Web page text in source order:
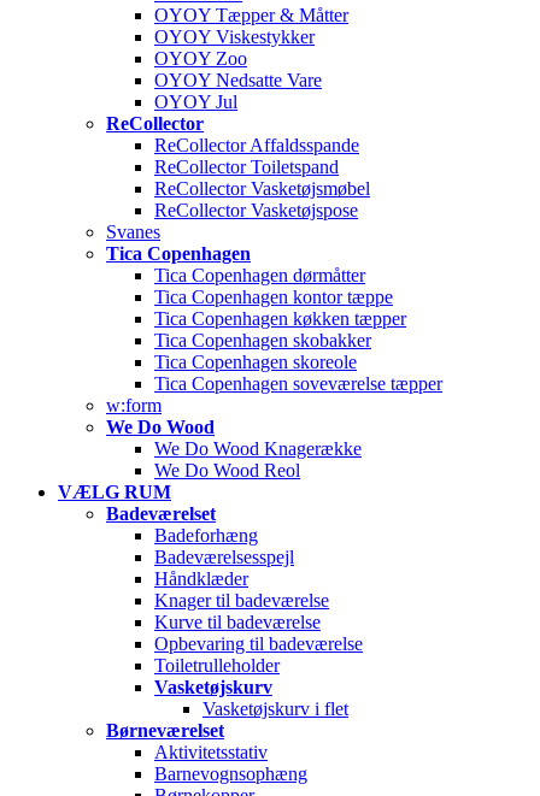
OYOY Tæpper & Måtter
OYOY Viskestykker
OYOY Zoo
OYOY Nedsatte Vare
OYOY Jul
ReCollector
ReCollector Affaldsspande
ReCollector Toiletspand
ReCollector Vasketøjsmøbel
ReCollector Vasketøjspose
Svanes
Tica Copenhagen
Tica Copenhagen dørmåtter
Tica Copenhagen kontor tæppe
Tica Copenhagen køkken tæpper
Tica Copenhagen skobakker
Tica Copenhagen skoreole
Tica Copenhagen soveværelse tæpper
w:form
We Do Wood
We Do Wood Knagerække
We Do Wood Reol
VÆLG RUM
Badeværelset
Badeforhæng
Badeværelsesspejl
Håndklæder
Knager til badeværelse
Kurve til badeværelse
Opbevaring til badeværelse
Toiletrulleholder
Vasketøjskurv
Vasketøjskurv i flet
Børneværelset
Aktivitetsstativ
Barnevognsophæng